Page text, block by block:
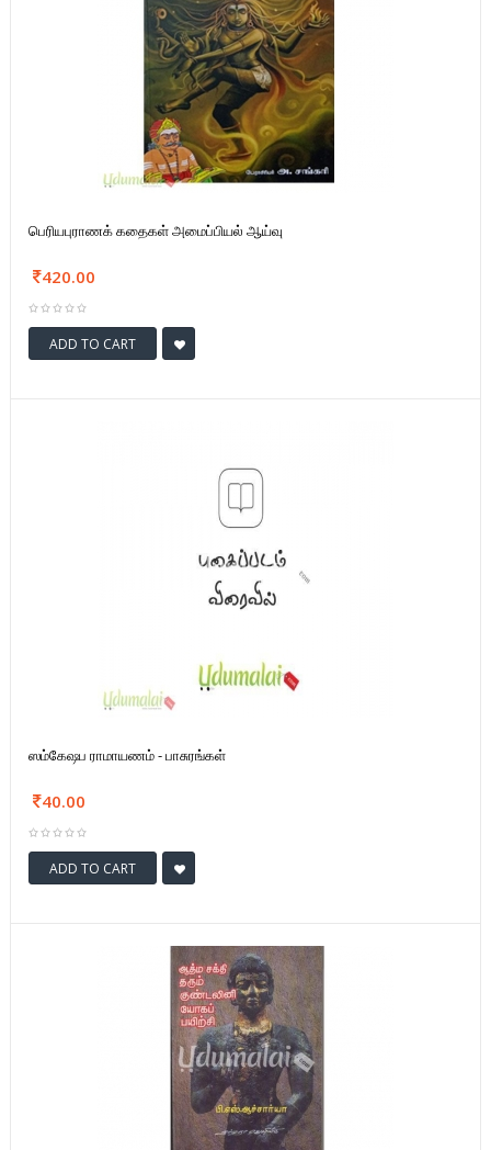
பெரியபுராணக் கதைகள் அமைப்பியல் ஆய்வு
420.00
ADD TO CART
ஸம்கேஷப ராமாயணம் - பாசுரங்கள்
40.00
ADD TO CART